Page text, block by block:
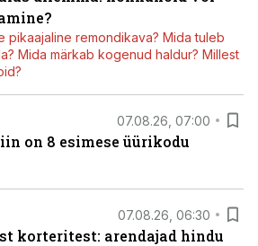
pikaajaline remondikava? Mida tuleb
Mida märkab kogenud haldur? Millest
07.08.26, 07:00
on 8 esimese üürikodu
07.08.26, 06:30
korteritest: arendajad hindu